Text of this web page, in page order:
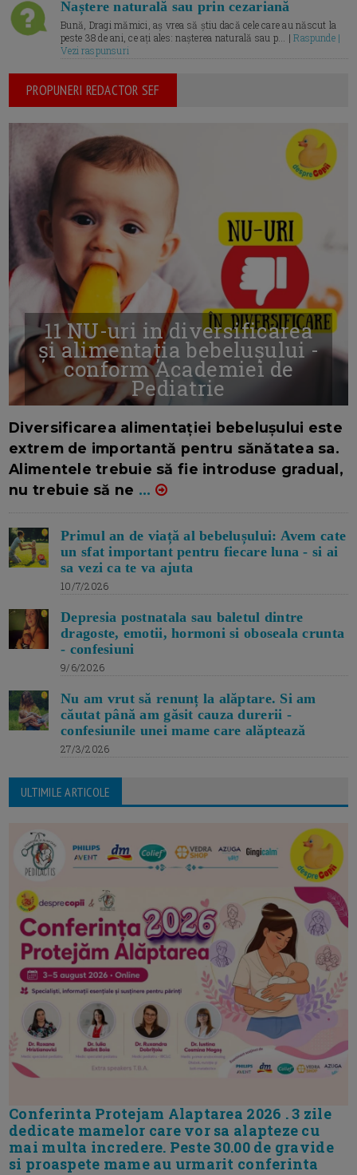
Naștere naturală sau prin cezariană
Bună, Dragi mămici, aș vrea să știu dacă cele care au născut la
peste 38 de ani, ce ați ales: nașterea naturală sau p... |Raspunde |
Vezi raspunsuri
PROPUNERI REDACTOR SEF
11 NU-uri in diversificarea
și alimentația bebelușului -
conform Academiei de
Pediatrie
Diversificarea alimentației bebelușului este
extrem de importantă pentru sănătatea sa.
Alimentele trebuie să fie introduse gradual,
nu trebuie să ne ...
Primul an de viață al bebelușului: Avem cate
un sfat important pentru fiecare luna - si ai
sa vezi ca te va ajuta
10/7/2026
Depresia postnatala sau baletul dintre
dragoste, emotii, hormoni si oboseala crunta
- confesiuni
9/6/2026
Nu am vrut să renunț la alăptare. Si am
căutat până am găsit cauza durerii -
confesiunile unei mame care alăptează
27/3/2026
ULTIMILE ARTICOLE
Conferinta Protejam Alaptarea 2026 . 3 zile
dedicate mamelor care vor sa alapteze cu
mai multa incredere. Peste 30.00 de gravide
si proaspete mame au urmarit conferinta